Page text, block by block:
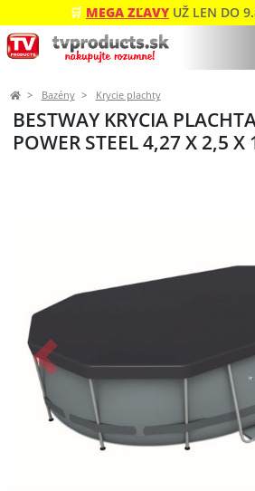
🛒 MEGA ZĽAVY UŽ LEN DO
Bazény Krycie plachty
BESTWAY KRYCIA
POWER STEEL 4,27 X 2,5 X
Predchádzajúci